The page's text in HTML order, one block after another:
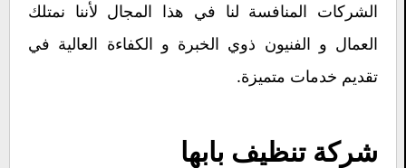
الشركات المنافسة لنا في هذا المجال لأننا نمتلك
العمال و الفنيون ذوي الخبرة و الكفاءة العالية في
تقديم خدمات متميزة.
شركة تنظيف بابها